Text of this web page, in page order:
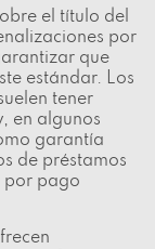
el título del
por
que
estándar. Los
tener
en algunos
garantía
de préstamos
por pago